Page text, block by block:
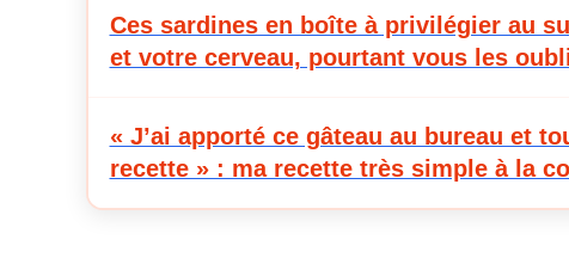
Ces sardines en boîte à privilégier au
et votre cerveau, pourtant vous les
« J’ai apporté ce gâteau au bureau et
recette » : ma recette très simple à la